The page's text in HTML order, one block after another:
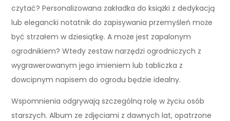
czytać? Personalizowana zakładka do książki z dedykacją
lub elegancki notatnik do zapisywania przemyśleń może
być strzałem w dziesiątkę. A może jest zapalonym
ogrodnikiem? Wtedy zestaw narzędzi ogrodniczych z
wygrawerowanym jego imieniem lub tabliczka z
dowcipnym napisem do ogrodu będzie idealny.
Wspomnienia odgrywają szczególną rolę w życiu osób
starszych. Album ze zdjęciami z dawnych lat, opatrzone